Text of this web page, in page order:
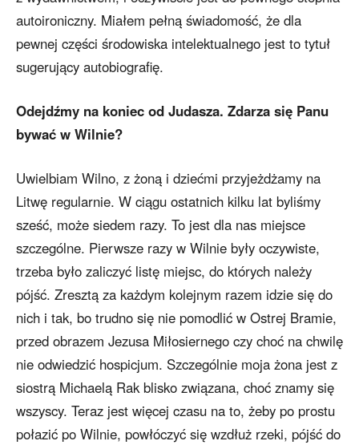
autoironiczny. Miałem pełną świadomość, że dla
pewnej części środowiska intelektualnego jest to tytuł
sugerujący autobiografię.
Odejdźmy na koniec od Judasza. Zdarza się Panu
bywać w Wilnie?
Uwielbiam Wilno, z żoną i dziećmi przyjeżdżamy na
Litwę regularnie. W ciągu ostatnich kilku lat byliśmy
sześć, może siedem razy. To jest dla nas miejsce
szczególne. Pierwsze razy w Wilnie były oczywiste,
trzeba było zaliczyć listę miejsc, do których należy
pójść. Zresztą za każdym kolejnym razem idzie się do
nich i tak, bo trudno się nie pomodlić w Ostrej Bramie,
przed obrazem Jezusa Miłosiernego czy choć na chwilę
nie odwiedzić hospicjum. Szczególnie moja żona jest z
siostrą Michaelą Rak blisko związana, choć znamy się
wszyscy. Teraz jest więcej czasu na to, żeby po prostu
połazić po Wilnie, powłóczyć się wzdłuż rzeki, pójść do